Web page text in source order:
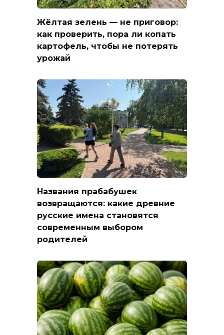
Жёлтая зелень — не приговор:
как проверить, пора ли копать
картофель, чтобы не потерять
урожай
Названия прабабушек
возвращаются: какие древние
русские имена становятся
современным выбором
родителей